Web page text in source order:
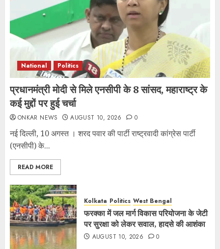
National Politics
प्रधानमंत्री मोदी से मिले एनसीपी के 8 सांसद, महाराष्ट्र के
कई मुद्दों पर हुई चर्चा
ONKAR NEWS AUGUST 10, 2026 0
नई दिल्ली, 10 अगस्त । शरद पवार की पार्टी राष्ट्रवादी कांग्रेस पार्टी
(एनसीपी) के...
READ MORE
Kolkata Politics West Bengal
फरक्का में जल मार्ग विकास परियोजना के जेटी
पर सुरक्षा को लेकर सवाल, हादसे की आशंका
AUGUST 10, 2026 0